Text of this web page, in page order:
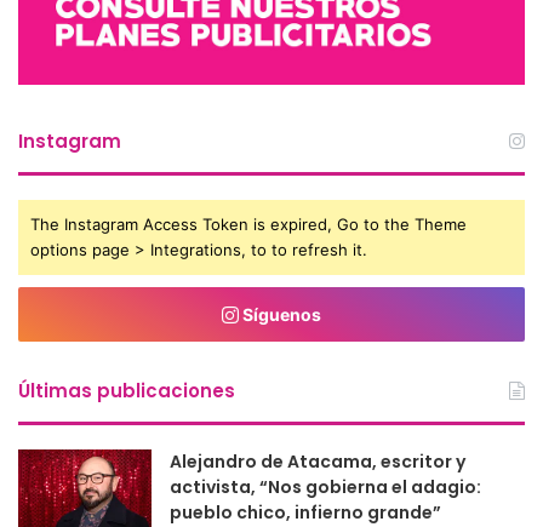
Instagram
The Instagram Access Token is expired, Go to the Theme
options page > Integrations, to to refresh it.
Síguenos
Últimas publicaciones
Alejandro de Atacama, escritor y
activista, “Nos gobierna el adagio:
pueblo chico, infierno grande”